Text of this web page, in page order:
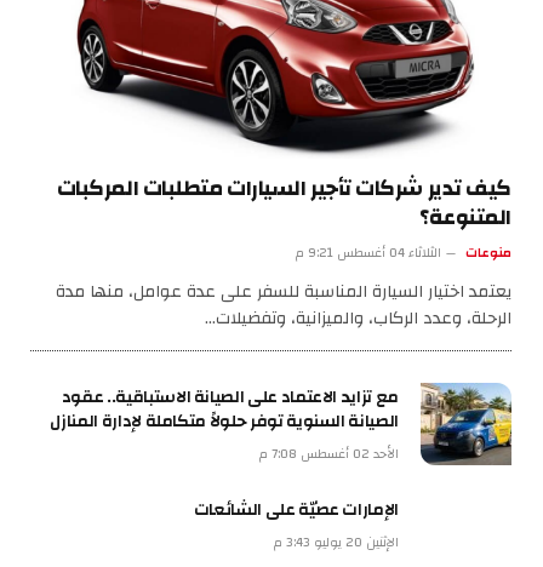
كيف تدير شركات تأجير السيارات متطلبات المركبات
المتنوعة؟
منوعات الثلاثاء 04 أغسطس 9:21 م
يعتمد اختيار السيارة المناسبة للسفر على عدة عوامل، منها مدة
الرحلة، وعدد الركاب، والميزانية، وتفضيلات…
مع تزايد الاعتماد على الصيانة الاستباقية.. عقود
الصيانة السنوية توفر حلولاً متكاملة لإدارة المنازل
الأحد 02 أغسطس 7:08 م
الإمارات عصيّة على الشائعات
الإثنين 20 يوليو 3:43 م